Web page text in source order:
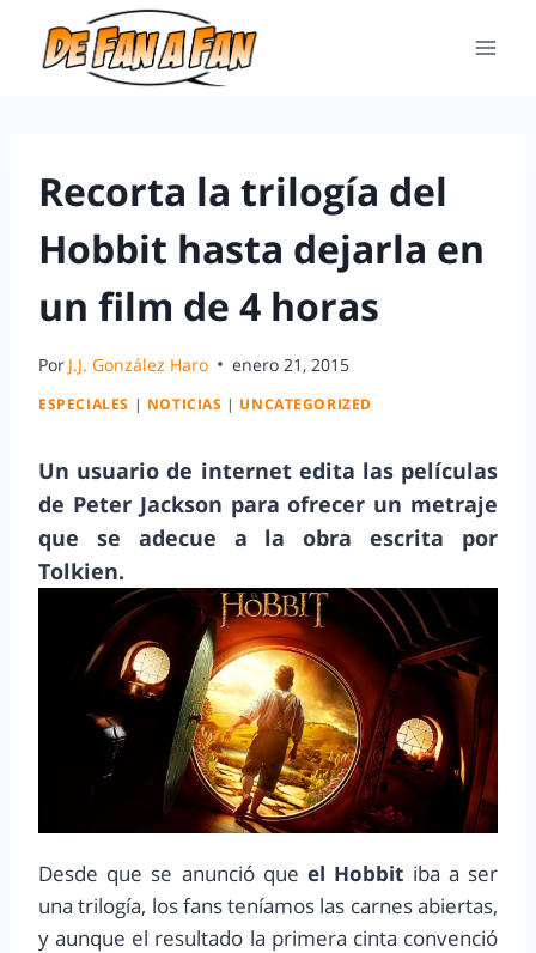
Recorta la trilogía del
Hobbit hasta dejarla en
un film de 4 horas
Por J.J. González Haro enero 21, 2015
ESPECIALES | NOTICIAS | UNCATEGORIZED
Un usuario de internet edita las películas
de Peter Jackson para ofrecer un metraje
que se adecue a la obra escrita por
Tolkien.
Desde que se anunció queel Hobbit iba a ser
una trilogía, los fans teníamos las carnes abiertas,
y aunque el resultado la primera cinta convenció